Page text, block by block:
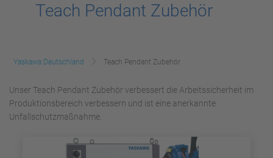
Teach Pendant Zubehör
Yaskawa Deutschland Teach Pendant Zubehör
Unser Teach Pendant Zubehör verbessert die Arbeitssicherheit im
Produktionsbereich verbessern und ist eine anerkannte
Unfallschutzmaßnahme.